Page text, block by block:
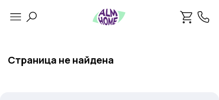
Страница не найдена